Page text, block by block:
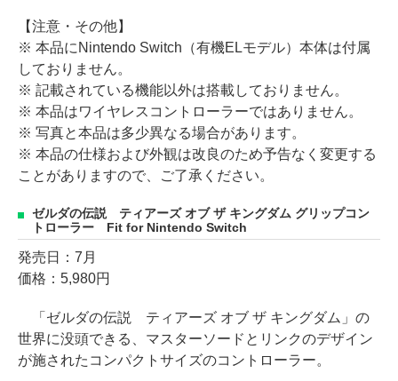
【注意・その他】
※ 本品にNintendo Switch（有機ELモデル）本体は付属
しておりません。
※ 記載されている機能以外は搭載しておりません。
※ 本品はワイヤレスコントローラーではありません。
※ 写真と本品は多少異なる場合があります。
※ 本品の仕様および外観は改良のため予告なく変更する
ことがありますので、ご了承ください。
ゼルダの伝説 ティアーズ オブ ザ キングダム グリップコン
トローラー Fit for Nintendo Switch
発売日：7月
価格：5,980円
「ゼルダの伝説 ティアーズ オブ ザ キングダム」の
世界に没頭できる、マスターソードとリンクのデザイン
が施されたコンパクトサイズのコントローラー。